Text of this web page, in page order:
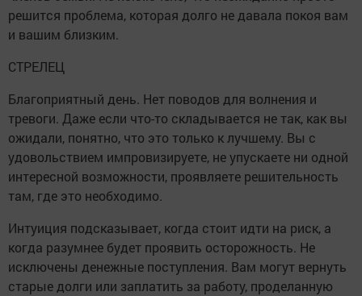
решится проблема, которая долго не давала покоя вам
и вашим близким.
СТРЕЛЕЦ
Благоприятный день. Нет поводов для волнения и
тревоги. Даже если что-то складывается не так, как вы
ожидали, понятно, что это только к лучшему. Вы с
удовольствием импровизируете, не упускаете ни одной
интересной возможности, проявляете решительность
там, где это необходимо.
Интуиция подсказывает, когда стоит идти на риск, а
когда разумнее будет проявить осторожность. Не
исключены денежные поступления. Вам могут вернуть
старые долги или заплатить за работу, проделанную